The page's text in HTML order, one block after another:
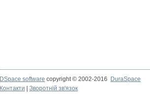
DSpace software copyright © 2002-2016 DuraSpace
Контакти
Зворотній зв'язок